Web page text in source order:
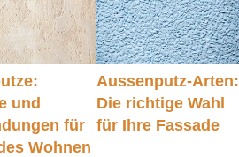
und
für
Wohnen
Aussenputz-Arten:
Die richtige Wahl
für Ihre Fassade